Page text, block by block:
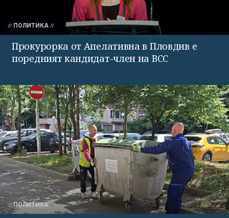
ПОЛИТИКА
Прокурорка от Апелативна в Пловдив е
поредният кандидат-член на ВСС
ПОЛИТИКА